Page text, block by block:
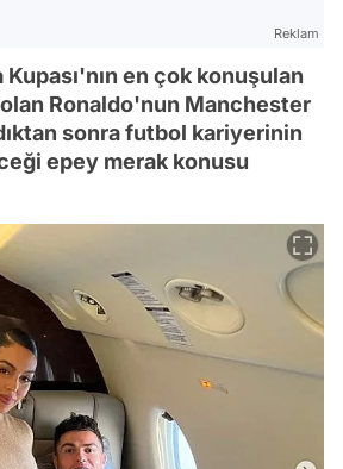
Reklam
Kupası'nın en çok konuşulan
Ronaldo'nun Manchester
sonra futbol kariyerinin
epey merak konusu